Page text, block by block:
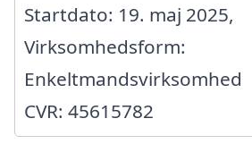
Startdato: 19. maj 2025,
Virksomhedsform:
Enkeltmandsvirksomhed
CVR: 45615782